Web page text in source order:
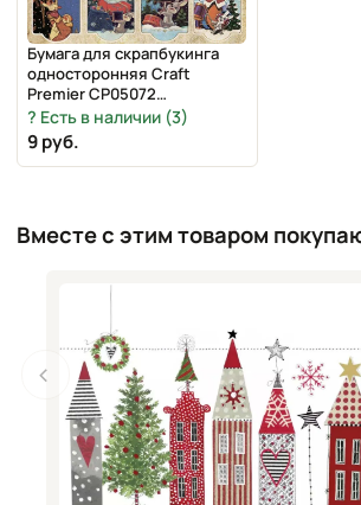
Бумага для скрапбукинга
односторонняя Craft
Premier CP05072
"Новогодняя история.
Декор", 16,5х16,5 см
Есть в наличии (3)
9 руб.
Вместе с этим товаром